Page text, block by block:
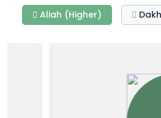
Aliah (Higher)